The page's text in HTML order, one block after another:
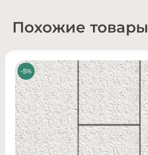
Похожие товары